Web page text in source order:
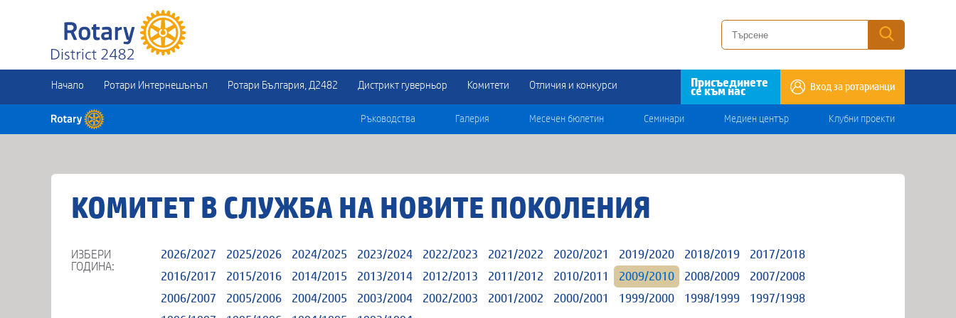
Начало Ротари Интернешънъл Ротари България, Д2482 Дистрикт гуверньор Комитети Отличия и конкурси Присъединете
се към нас Вход за ротарианци
Ръководства Галерия Месечен бюлетин Семинари Медиен център Клубни проекти
КОМИТЕТ В СЛУЖБА НА НОВИТЕ ПОКОЛЕНИЯ
ИЗБЕРИ
ГОДИНА:
2026/2027 2025/2026 2024/2025 2023/2024 2022/2023 2021/2022 2020/2021 2019/2020 2018/2019
2017/2018
2016/2017
2015/2016 2014/2015 2013/2014 2012/2013 2011/2012 2010/2011 2009/2010 2008/2009
2007/2008
2006/2007
2005/2006 2004/2005 2003/2004 2002/2003 2001/2002 2000/2001 1999/2000 1998/1999
1997/1998